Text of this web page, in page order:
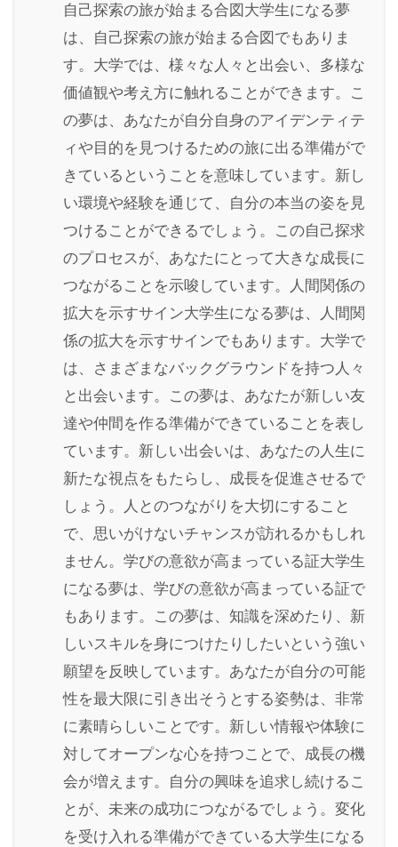
自己探索の旅が始まる合図大学生になる夢
は、自己探索の旅が始まる合図でもありま
す。大学では、様々な人々と出会い、多様な
価値観や考え方に触れることができます。こ
の夢は、あなたが自分自身のアイデンティテ
ィや目的を見つけるための旅に出る準備がで
きているということを意味しています。新し
い環境や経験を通じて、自分の本当の姿を見
つけることができるでしょう。この自己探求
のプロセスが、あなたにとって大きな成長に
つながることを示唆しています。人間関係の
拡大を示すサイン大学生になる夢は、人間関
係の拡大を示すサインでもあります。大学で
は、さまざまなバックグラウンドを持つ人々
と出会います。この夢は、あなたが新しい友
達や仲間を作る準備ができていることを表し
ています。新しい出会いは、あなたの人生に
新たな視点をもたらし、成長を促進させるで
しょう。人とのつながりを大切にすること
で、思いがけないチャンスが訪れるかもしれ
ません。学びの意欲が高まっている証大学生
になる夢は、学びの意欲が高まっている証で
もあります。この夢は、知識を深めたり、新
しいスキルを身につけたりしたいという強い
願望を反映しています。あなたが自分の可能
性を最大限に引き出そうとする姿勢は、非常
に素晴らしいことです。新しい情報や体験に
対してオープンな心を持つことで、成長の機
会が増えます。自分の興味を追求し続けるこ
とが、未来の成功につながるでしょう。変化
を受け入れる準備ができている大学生になる